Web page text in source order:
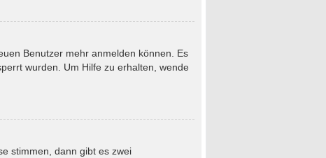
Benutzer mehr anmelden können. Es
wurden. Um Hilfe zu erhalten, wende
stimmen, dann gibt es zwei